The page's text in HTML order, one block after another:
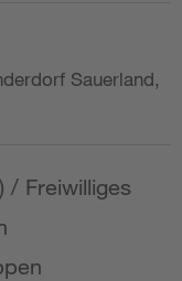
Sauerland,
/ Freiwilliges